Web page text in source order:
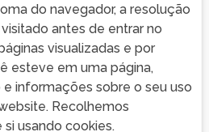
do navegador, a resolução
antes de entrar no
visualizadas e por
esteve em uma página,
informações sobre o seu uso
Recolhemos
usando cookies.